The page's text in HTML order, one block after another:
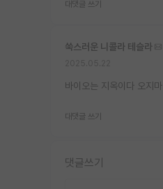
대댓글 쓰기
쑥스러운 니콜라 테슬라
바이오는 지옥이다 오지
대댓글 쓰기
댓글쓰기